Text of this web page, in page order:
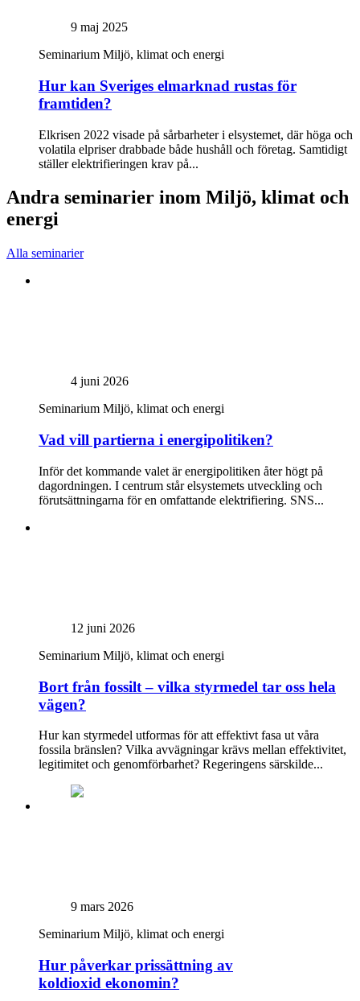
9 maj 2025
Seminarium Miljö, klimat och energi
Hur kan Sveriges elmarknad rustas för
framtiden?
Elkrisen 2022 visade på sårbarheter i elsystemet, där höga och
volatila elpriser drabbade både hushåll och företag. Samtidigt
ställer elektrifieringen krav på...
Andra seminarier inom Miljö, klimat och
energi
Alla seminarier
4 juni 2026
Seminarium Miljö, klimat och energi
Vad vill partierna i energipolitiken?
Inför det kommande valet är energipolitiken åter högt på
dagordningen. I centrum står elsystemets utveckling och
förutsättningarna för en omfattande elektrifiering. SNS...
12 juni 2026
Seminarium Miljö, klimat och energi
Bort från fossilt – vilka styrmedel tar oss hela
vägen?
Hur kan styrmedel utformas för att effektivt fasa ut våra
fossila bränslen? Vilka avvägningar krävs mellan effektivitet,
legitimitet och genomförbarhet? Regeringens särskilde...
9 mars 2026
Seminarium Miljö, klimat och energi
Hur påverkar prissättning av
koldioxid ekonomin?